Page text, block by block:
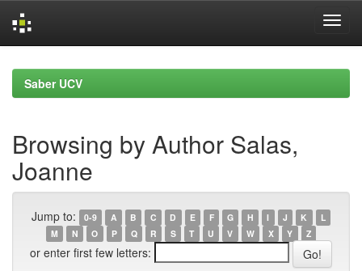
navigationSaber UCV
Browsing by Author Salas,
Joanne
Jump to: 0-9 A B C D E F G H I J K
L
M
N O P Q R S T U V W X Y Z
or enter first few letters: